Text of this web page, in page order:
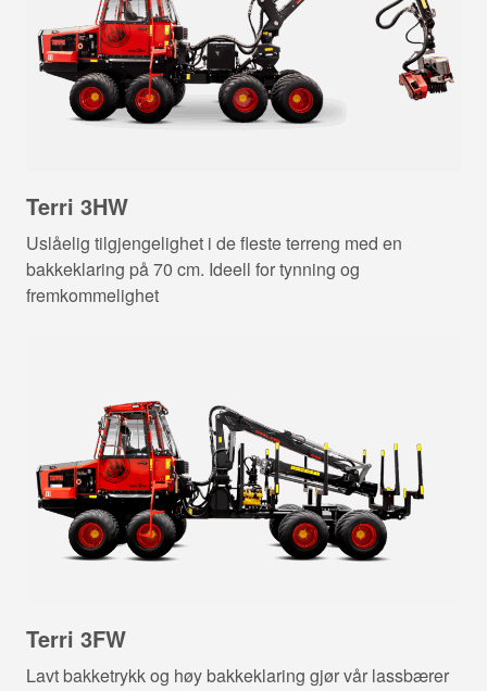
Terri 3HW
Uslåelig tilgjengelighet i de fleste terreng med en
bakkeklaring på 70 cm. Ideell for tynning og
fremkommelighet
Terri 3FW
Lavt bakketrykk og høy bakkeklaring gjør vår lassbærer